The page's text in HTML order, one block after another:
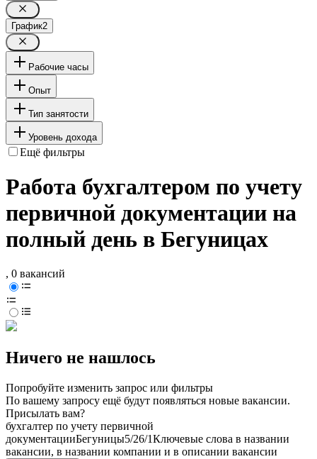
График2
Рабочие часы
Опыт
Тип занятости
Уровень дохода
Ещё фильтры
Работа бухгалтером по учету
первичной документации на
полный день в Бегуницах
, 0 вакансий
Ничего не нашлось
Попробуйте изменить запрос или фильтры
По вашему запросу ещё будут появляться новые вакансии.
Присылать вам?
бухгалтер по учету первичной
документацииБегуницы5/26/1Ключевые слова в названии
вакансии, в названии компании и в описании вакансии